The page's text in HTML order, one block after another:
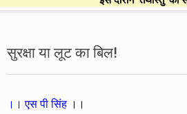
FINANCIALLY
CLEVER!
Menu
सुरक्षा या लूट का बिल!
।। एस पी सिंह ।।